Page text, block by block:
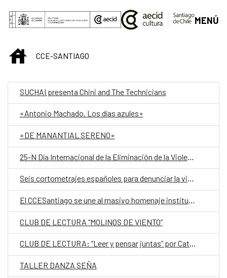
Saltar al contenido principal
MENÚ
INICIOCCE-SANTIAGO
SUCHAI presenta Chini and The Technicians
«Antonio Machado. Los días azules»
«DE MANANTIAL SERENO»
25-N Día Internacional de la Eliminación de la Violencia contra la Mujer, PROYECCIÓN DE CORTOMETRAJES
Seis cortometrajes españoles para denunciar la violencia machista en un ciclo especial del CCC y el CCESantiago
El CCESantiago se une al masivo homenaje institucional para conmemorar el 80° aniversario del Nobel a Gabriela Mistral
CLUB DE LECTURA “MOLINOS DE VIENTO”
CLUB DE LECTURA: “Leer y pensar juntas” por Catáloga Colectiva
TALLER DANZA SEÑA